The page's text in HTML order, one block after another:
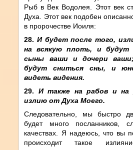
Рыб в Век Водолея. Этот век
Духа. Этот век подобен
в пророчестве Иоиля:
28.И будет после того,
на всякую плоть, и будут
сыны ваши и дочери
будут сниться сны, и
видеть видения.
29. И также на рабов и
излию от Духа Моего.
Следовательно, мы быстро
будет много посланников,
качествах. Я надеюсь, что вы
происходит такое